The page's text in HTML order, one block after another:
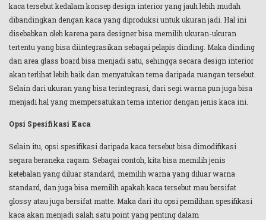
kaca tersebut kedalam konsep design interior yang jauh lebih mudah
dibandingkan dengan kaca yang diproduksi untuk ukuran jadi. Hal ini
disebabkan oleh karena para designer bisa memilih ukuran-ukuran
tertentu yang bisa diintegrasikan sebagai pelapis dinding. Maka dinding
dan area glass board bisa menjadi satu, sehingga secara design interior
akan terlihat lebih baik dan menyatukan tema daripada ruangan tersebut.
Selain dari ukuran yang bisa terintegrasi, dari segi warna pun juga bisa
menjadi hal yang mempersatukan tema interior dengan jenis kaca ini.
Opsi Spesifikasi Kaca
Selain itu, opsi spesifikasi daripada kaca tersebut bisa dimodifikasi
segara beraneka ragam. Sebagai contoh, kita bisa memilih jenis
ketebalan yang diluar standard, memilih warna yang diluar warna
standard, dan juga bisa memilih apakah kaca tersebut mau bersifat
glossy atau juga bersifat matte. Maka dari itu opsi pemilihan spesifikasi
kaca akan menjadi salah satu point yang penting dalam